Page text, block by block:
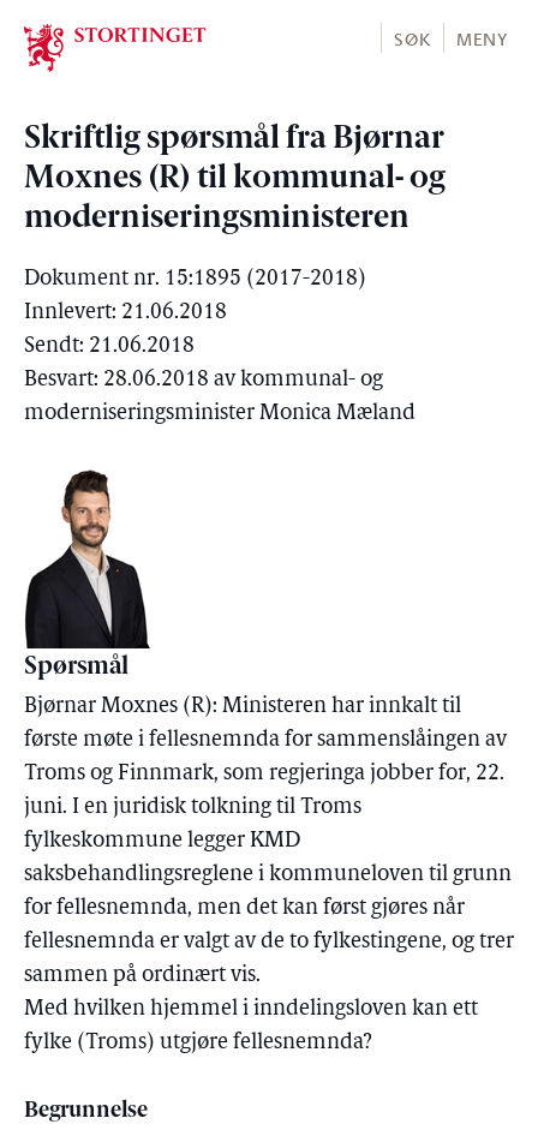
Stortinget.no
SØK MENY
Skriftlig spørsmål fra Bjørnar
Moxnes (R) til kommunal- og
moderniseringsministeren
Dokument nr. 15:1895 (2017-2018)
Innlevert: 21.06.2018
Sendt: 21.06.2018
Besvart: 28.06.2018 av kommunal- og
moderniseringsminister Monica Mæland
Spørsmål
Bjørnar Moxnes (R): Ministeren har innkalt til
første møte i fellesnemnda for sammenslåingen av
Troms og Finnmark, som regjeringa jobber for, 22.
juni. I en juridisk tolkning til Troms
fylkeskommune legger KMD
saksbehandlingsreglene i kommuneloven til grunn
for fellesnemnda, men det kan først gjøres når
fellesnemnda er valgt av de to fylkestingene, og trer
sammen på ordinært vis.
Med hvilken hjemmel i inndelingsloven kan ett
fylke (Troms) utgjøre fellesnemnda?
Begrunnelse